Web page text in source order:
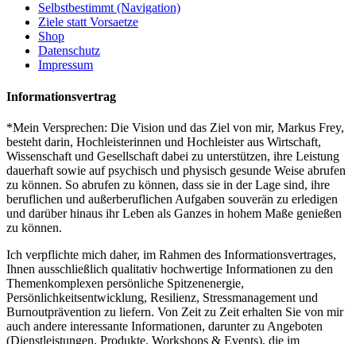
Selbstbestimmt (Navigation)
Ziele statt Vorsaetze
Shop
Datenschutz
Impressum
Informationsvertrag
*Mein Versprechen: Die Vision und das Ziel von mir, Markus Frey,
besteht darin, Hochleisterinnen und Hochleister aus Wirtschaft,
Wissenschaft und Gesellschaft dabei zu unterstützen, ihre Leistung
dauerhaft sowie auf psychisch und physisch gesunde Weise abrufen
zu können. So abrufen zu können, dass sie in der Lage sind, ihre
beruflichen und außerberuflichen Aufgaben souverän zu erledigen
und darüber hinaus ihr Leben als Ganzes in hohem Maße genießen
zu können.
Ich verpflichte mich daher, im Rahmen des Informationsvertrages,
Ihnen ausschließlich qualitativ hochwertige Informationen zu den
Themenkomplexen persönliche Spitzenenergie,
Persönlichkeitsentwicklung, Resilienz, Stressmanagement und
Burnoutprävention zu liefern. Von Zeit zu Zeit erhalten Sie von mir
auch andere interessante Informationen, darunter zu Angeboten
(Dienstleistungen, Produkte, Workshops & Events), die im